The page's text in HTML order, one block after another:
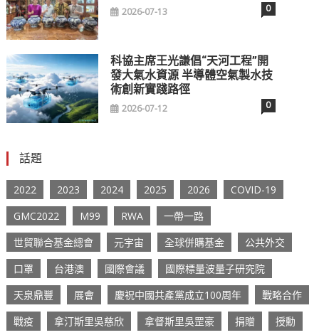
2026-07-13 0
科協主席王光謙倡“天河工程”開
發大氣水資源 半導體空氣製水技
術創新實踐路徑
2026-07-12 0
話題
2022 2023 2024 2025 2026
COVID-19
GMC2022
M99 RWA
一帶一路
世貿聯合基金總會
元宇宙 全球併購基金
公共外交
口罩
台港澳 國際會議
國際標量波量子研究院
天泉鼎豐
展會 慶祝中國共產黨成立100周年
戰略合作
戰疫
拿汀斯里吳慈欣 拿督斯里吳罡豪 捐贈
授勳